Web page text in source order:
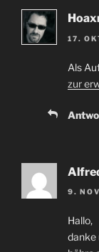
17.
Als
zur
9.
Hallo,
danke